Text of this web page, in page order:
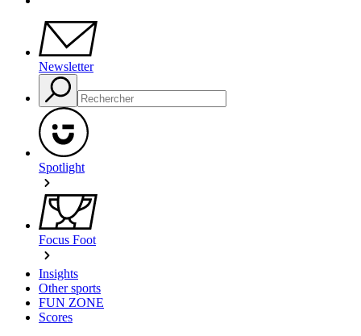
Newsletter
Spotlight
Focus Foot
Insights
Other sports
FUN ZONE
Scores